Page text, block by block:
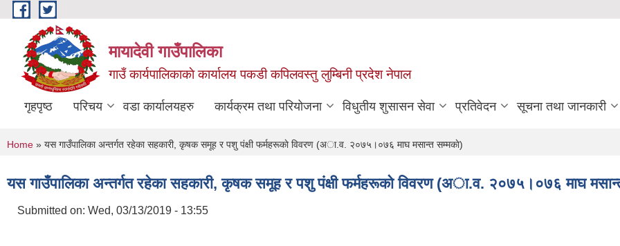
Skip to main content
मायादेवी गाउँपालिका
गाउँ कार्यपालिकाकाे कार्यालय पकडी कपिलवस्तु लुम्बिनी प्रदेश नेपाल
गृहपृष्ठ परिचय वडा कार्यालयहरु कार्यक्रम तथा परियोजना विधुतीय शुसासन सेवा प्रतिवेदन सूचना तथा जानकारी
You are here
Home » यस गाउँपालिका अन्तर्गत रहेका सहकारी, कृषक समूह र पशु पंक्षी फर्महरूकाे विवरण (अा.व. २०७५।०७६ माघ मसान्त सम्मकाे)
यस गाउँपालिका अन्तर्गत रहेका सहकारी, कृषक समूह र पशु पंक्षी फर्महरूकाे विवरण (अा.व. २०७५।०७६ माघ
Submitted on: Wed, 03/13/2019 - 13:55